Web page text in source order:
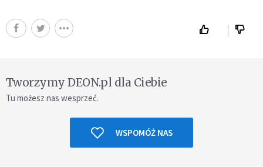
Tworzymy DEON.pl dla Ciebie
Tu możesz nas wesprzeć.
WSPOMÓŻ NAS